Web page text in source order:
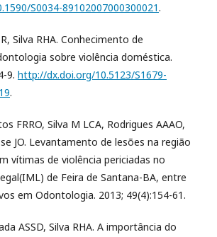
S0034-89102007000300021.
Silva RHA. Conhecimento de
sobre violência doméstica.
9. http://dx.doi.org/10.5123/S1679-
.
FRRO, Silva M LCA, Rodrigues AAAO,
JO. Levantamento de lesões na região
vítimas de violência periciadas no
de Feira de Santana-BA, entre
em Odontologia. 2013; 49(4):154-61.
ASSD, Silva RHA. A importância do